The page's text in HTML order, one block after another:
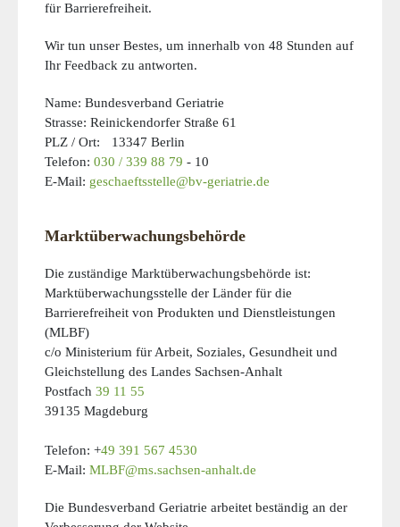
für Barrierefreiheit.
Wir tun unser Bestes, um innerhalb von 48 Stunden auf
Ihr Feedback zu antworten.
Name: Bundesverband Geriatrie
Strasse: Reinickendorfer Straße 61
PLZ / Ort: 13347 Berlin
Telefon: 030 / 339 88 79 - 10
E-Mail: geschaeftsstelle@bv-geriatrie.de
Marktüberwachungsbehörde
Die zuständige Marktüberwachungsbehörde ist:
Marktüberwachungsstelle der Länder für die
Barrierefreiheit von Produkten und Dienstleistungen
(MLBF)
c/o Ministerium für Arbeit, Soziales, Gesundheit und
Gleichstellung des Landes Sachsen-Anhalt
Postfach 39 11 55
39135 Magdeburg
Telefon: +49 391 567 4530
E-Mail: MLBF@ms.sachsen-anhalt.de
Die Bundesverband Geriatrie arbeitet beständig an der